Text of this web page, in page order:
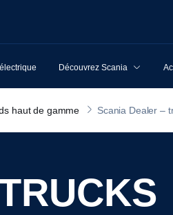
Découvrez Scania
haut de gamme Scania Dealer –
TRUCKS